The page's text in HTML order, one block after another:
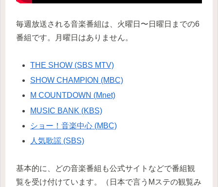
毎週放送される音楽番組は、火曜日〜日曜日までの6
番組です。月曜日はありません。
THE SHOW (SBS MTV)
SHOW CHAMPION (MBC)
M COUNTDOWN (Mnet)
MUSIC BANK (KBS)
ショー！音楽中心 (MBC)
人気歌謡 (SBS)
基本的に、どの音楽番組も公式サイトなどで番組観
覧を受け付けています。（日本で言うMステの観覧み